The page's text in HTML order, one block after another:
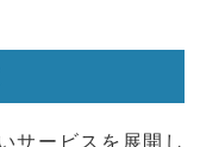
サービスを展開し